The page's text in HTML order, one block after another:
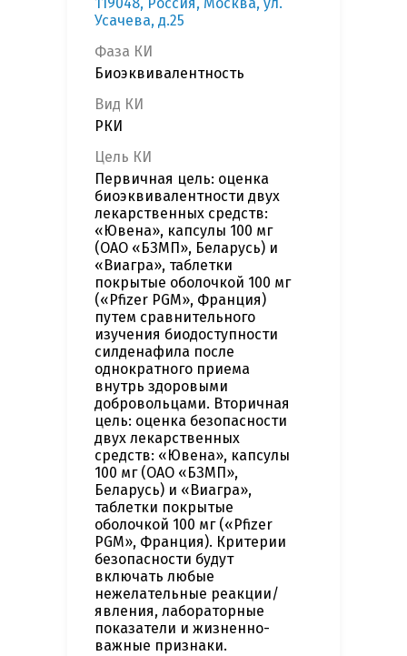
119048, Россия, Москва, ул.
Усачева, д.25
Фаза КИ
Биоэквивалентность
Вид КИ
РКИ
Цель КИ
Первичная цель: оценка
биоэквивалентности двух
лекарственных средств:
«Ювена», капсулы 100 мг
(ОАО «БЗМП», Беларусь) и
«Виагра», таблетки
покрытые оболочкой 100 мг
(«Pfizer PGM», Франция)
путем сравнительного
изучения биодоступности
силденафила после
однократного приема
внутрь здоровыми
добровольцами. Вторичная
цель: оценка безопасности
двух лекарственных
средств: «Ювена», капсулы
100 мг (ОАО «БЗМП»,
Беларусь) и «Виагра»,
таблетки покрытые
оболочкой 100 мг («Pfizer
PGM», Франция). Критерии
безопасности будут
включать любые
нежелательные реакции/
явления, лабораторные
показатели и жизненно-
важные признаки.